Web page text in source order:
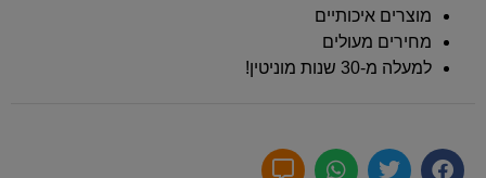
מוצרים איכותיים
מחירים מעולים
למעלה מ-30 שנות מוניטין!